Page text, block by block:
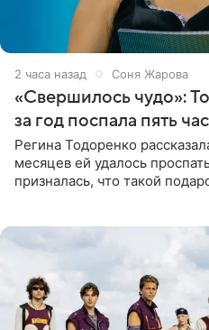
2 часа назад Соня Жарова
«Свершилось чудо»:
за год поспала пять
Регина Тодоренко
месяцев ей удалось
призналась, что такой